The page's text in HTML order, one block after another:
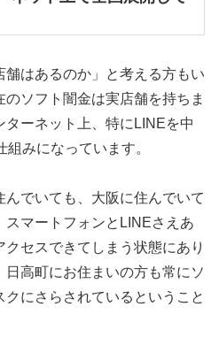
舗はあるのか」と考える方もい
ソフト闇金は実店舗を持ちま
ーネット上、特にLINEを中
みになっています。
でいても、大阪に住んでいて
スマートフォンとLINEさえあ
セスできてしまう状態にあり
日高町にお住まいの方も常にソ
にさらされているということ